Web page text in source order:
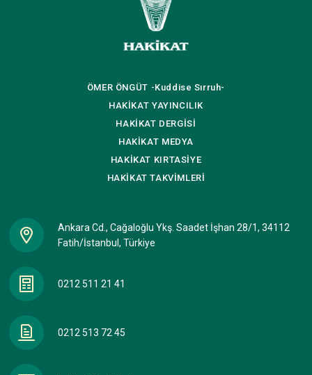
ÖMER ÖNGÜT -Kuddise Sırruh-
HAKİKAT YAYINCILIK
HAKİKAT DERGİSİ
HAKİKAT MEDYA
HAKİKAT KIRTASİYE
HAKİKATTAKVİMLERİ
Ankara Cd., Cağaloğlu Ykş. Saadet İşhan 28/1, 34112
Fatih/İstanbul, Türkiye
0212 511 21 41
0212 513 72 45